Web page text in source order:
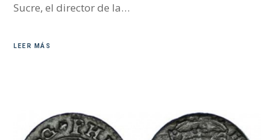
Sucre, el director de la…
LEER MÁS